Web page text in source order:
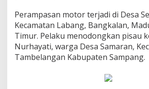
Perampasan motor terjadi di Desa
Kecamatan Labang, Bangkalan,
Timur. Pelaku menodongkan pisau
Nurhayati, warga Desa Samaran,
Tambelangan Kabupaten Sampang.